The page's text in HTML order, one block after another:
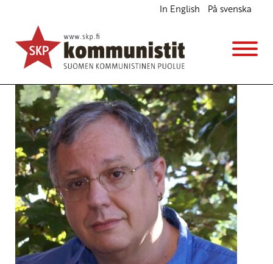
In English På svenska
Arctic Initiative - Arktinen aloite